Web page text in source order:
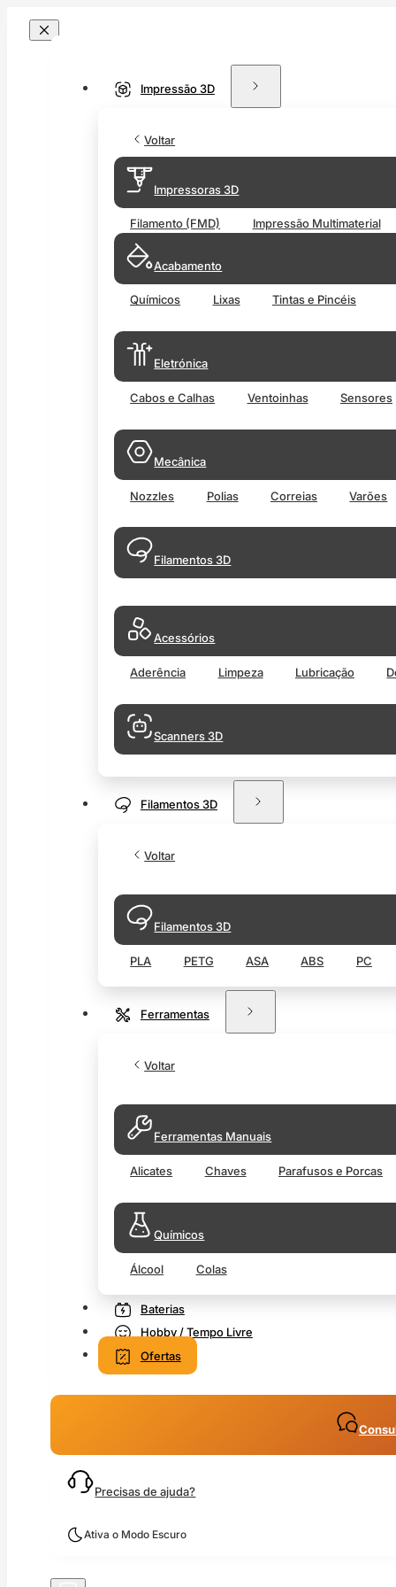
Impressão 3D
Voltar
Impressoras 3D
Filamento (FMD) Impressão Multimaterial
Acabamento
Químicos Lixas Tintas e Pincéis
Eletrónica
Cabos e Calhas Ventoinhas Sensores
Mecânica
Nozzles Polias Correias Varões
Filamentos 3D
Acessórios
Aderência Limpeza Lubricação
Scanners 3D
Filamentos 3D
Voltar
Filamentos 3D
PLA PETG ASA ABS PC
Ferramentas
Voltar
Ferramentas Manuais
Alicates Chaves Parafusos e Porcas
Químicos
Álcool Colas
Baterias
Hobby / Tempo Livre
Ofertas
Precisas de ajuda?
Ativa o Modo Escuro